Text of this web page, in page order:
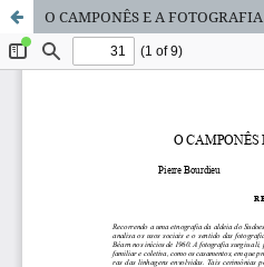
O CAMPONÊS E A FOTOGRAFIA